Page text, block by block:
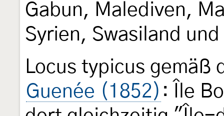
Gabun, Malediven,
Syrien, Swasiland
Locus typicus gemäß
Guenée (1852) : Île